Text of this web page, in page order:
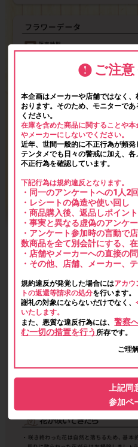
ご注
本企画はメーカーや店舗ではなく
おります。そのため、モニターで
ください。
在庫を含めた商品に関することや
やメーカーにしないでください。
近年、世間一般的に不正行為が頻発
テンタメでも日々の警戒に加え、
不正行為を確認しています。
下記行為は規約違反となります。
・同一のアンケートへの1人2
・レシートの偽造や使い回し
・商品購入後、返品しポイン
・事実と異なる虚偽のアンケ
・アンケート参加時の言動で
数商品を全て別会計にする、
・店舗やメーカーへの直接の
・その他、店舗、メーカー、
規約違反が発覚した場合にはアカウ
トの返還等請求の処分を行います。
謝礼の対象にならないだけでなく、
いたします。
また、悪質な違反行為には、警察
む一切の措置を行う 所存です。
ご理
上記同
参加ペ